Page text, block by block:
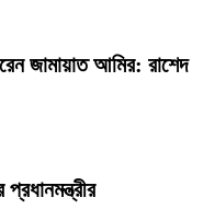
জামায়াত আমির: রাশেদ